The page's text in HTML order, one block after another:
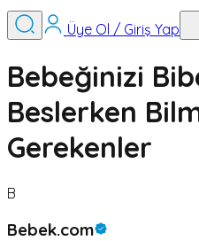
Üye Ol / Giriş Yap
Bebeğinizi
Beslerken
Gerekenler
B
Bebek.com